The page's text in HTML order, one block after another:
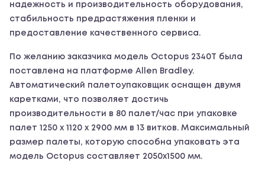
надежность и производительность оборудования,
стабильность предрастяжения пленки и
предоставление качественного сервиса.
По желанию заказчика модель Octopus 2340T была
поставлена на платформе Allen Bradley.
Автоматический палетоупаковщик оснащен двумя
каретками, что позволяет достичь
производительности в 80 палет/час при упаковке
палет 1250 х 1120 х 2900 мм в 13 витков. Максимальный
размер палеты, которую способна упаковать эта
модель Octopus составляет 2050х1500 мм.